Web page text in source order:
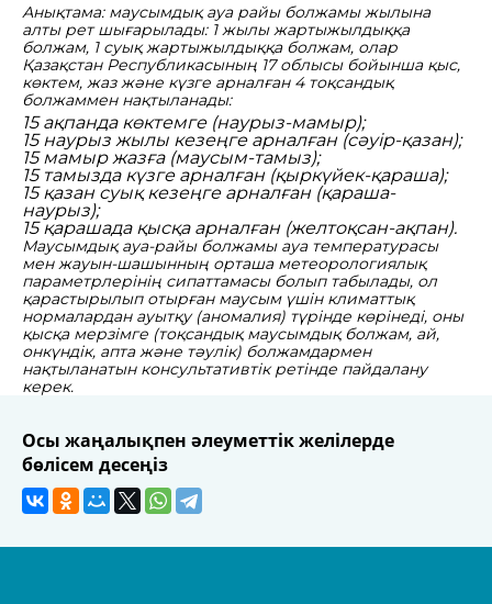
Анықтама:маусымдық ауа райы болжамы жылына
алты рет шығарылады: 1 жылы жартыжылдыққа
болжам, 1 суық жартыжылдыққа болжам, олар
Қазақстан Республикасының 17 облысы бойынша қыс,
көктем, жаз және күзге арналған 4 тоқсандық
болжаммен нақтыланады:
15ақпанда көктемге (наурыз-мамыр);
15наурыз жылы кезеңге арналған (сәуір-қазан);
15мамыр жазға (маусым-тамыз);
15тамызда күзге арналған (қыркүйек-қараша);
15қазан суық кезеңге арналған (қараша-
наурыз);
15қарашада қысқа арналған (желтоқсан-ақпан).
Маусымдықауа-райы болжамы ауа температурасы
мен жауын-шашынның орташа метеорологиялық
параметрлерінің сипаттамасы болып табылады, ол
қарастырылып отырған маусым үшін климаттық
нормалардан ауытқу (аномалия) түрінде көрінеді, оны
қысқа мерзімге (тоқсандық маусымдық болжам, ай,
онкүндік, апта және тәулік) болжамдармен
нақтыланатын консультативтік ретінде пайдалану
керек.
Осы жаңалықпен әлеуметтік желілерде
бөлісем десеңіз